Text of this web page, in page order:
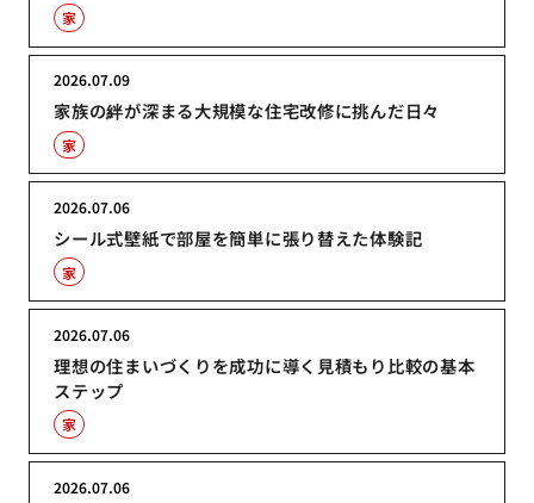
家
家族の絆が深まる大規模な住宅改修に挑んだ日々
2026.07.09
家
シール式壁紙で部屋を簡単に張り替えた体験記
2026.07.06
家
理想の住まいづくりを成功に導く見積もり比較の基本
ステップ
2026.07.06
家
2026.07.06